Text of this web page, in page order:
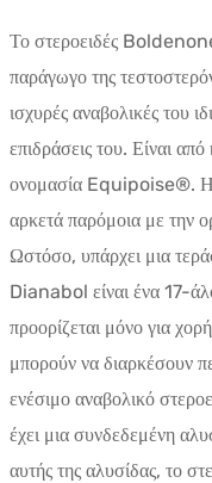
Το στεροειδές
παράγωγο της
ισχυρές αναβολικές του
επιδράσεις του. Είναι
ονομασία Equipoise®. Η
αρκετά παρόμοια με την
Ωστόσο, υπάρχει μια
Dianabol είναι ένα 17-
προορίζεται μόνο για
μπορούν να διαρκέσουν
ενέσιμο αναβολικό
έχει μια συνδεδεμένη
αυτής της αλυσίδας, το